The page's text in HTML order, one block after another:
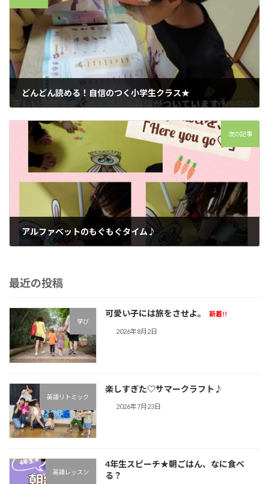
どんどん読める！自信のつく小学生クラス★
2022年5月1日
次の記事
アルファベットのもぐもぐタイム♪︎
最近の投稿
学び
可愛い子には旅をさせよ。 新着!!
2026年8月2日
英語リトミック
楽しすぎた♡サマークラフト♪︎
2026年7月23日
英語レッスン
4年生スピーチ★朝ごはん、なに食べ
る？